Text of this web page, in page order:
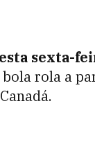
sexta-
bola rola a